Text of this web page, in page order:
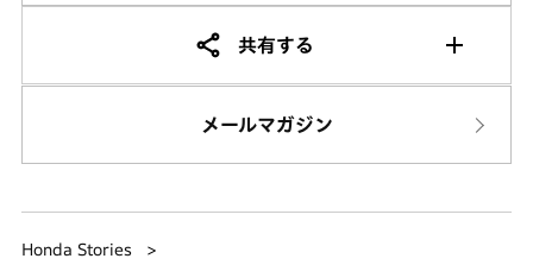
共有する
メールマガジン
Honda Stories